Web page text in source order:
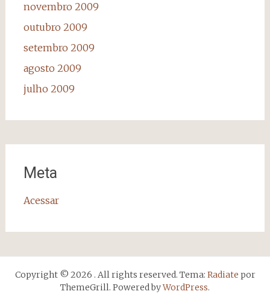
novembro 2009
outubro 2009
setembro 2009
agosto 2009
julho 2009
Meta
Acessar
Copyright © 2026 . All rights reserved. Tema: Radiate por
ThemeGrill. Powered byWordPress.